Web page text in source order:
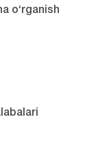
o‘rganish